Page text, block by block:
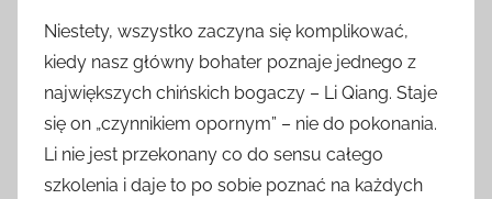
Niestety, wszystko zaczyna się komplikować,
kiedy nasz główny bohater poznaje jednego z
największych chińskich bogaczy – Li Qiang. Staje
się on „czynnikiem opornym” – nie do pokonania.
Li nie jest przekonany co do sensu całego
szkolenia i daje to po sobie poznać na każdych